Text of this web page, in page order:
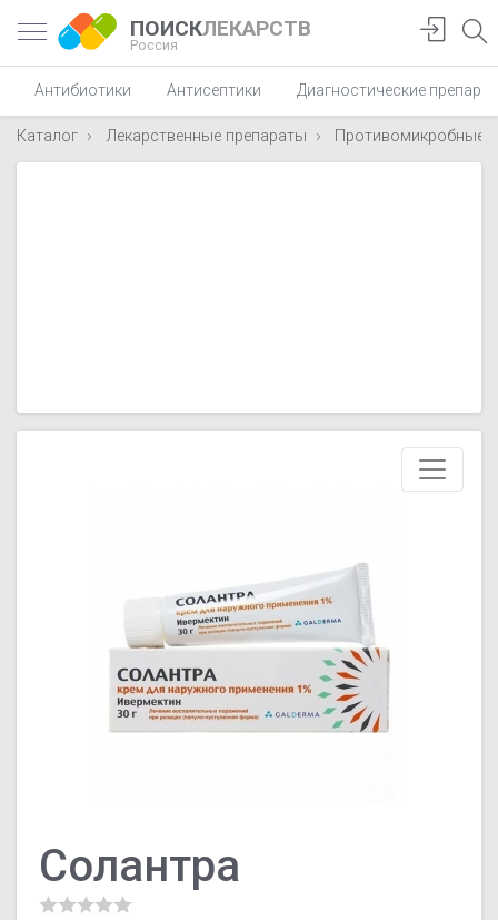
ПОИСКЛЕКАРСТВ
Россия
Антибиотики Антисептики Диагностические
Каталог Лекарственные препараты Противомикробные
Солантра